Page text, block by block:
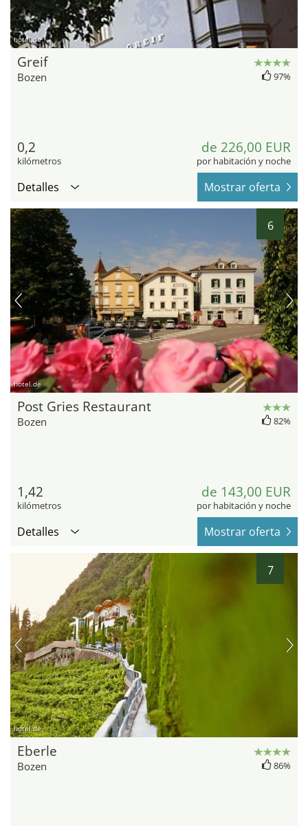
hotel.de
Greif
Bozen 97%
0,2
kilómetros
de 226,00 EUR
por habitación y noche
Detalles Mostrar oferta
6
hotel.de
Post Gries Restaurant
Bozen 82%
1,42
kilómetros
de 143,00 EUR
por habitación y noche
Detalles Mostrar oferta
7
hotel.de
Eberle
Bozen 86%